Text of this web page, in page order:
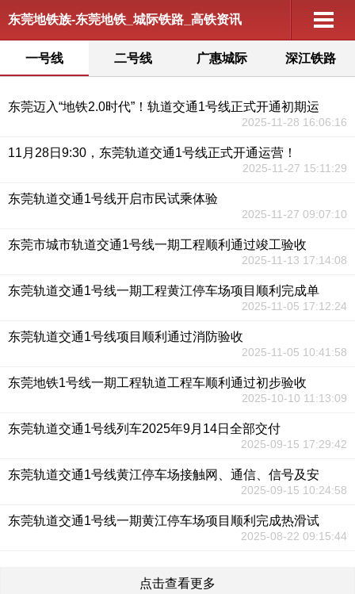
东莞地铁族-东莞地铁_城际铁路_高铁资讯
一号线 二号线 广惠城际 深江铁路
东莞迈入“地铁2.0时代”！轨道交通1号线正式开通初期运
2025-11-28 16:06:16
11月28日9:30，东莞轨道交通1号线正式开通运营！
2025-11-27 15:11:29
东莞轨道交通1号线开启市民试乘体验
2025-11-27 09:07:10
东莞市城市轨道交通1号线一期工程顺利通过竣工验收
2025-11-13 17:14:08
东莞轨道交通1号线一期工程黄江停车场项目顺利完成单
2025-11-05 17:12:24
东莞轨道交通1号线项目顺利通过消防验收
2025-11-05 10:41:58
东莞地铁1号线一期工程轨道工程车顺利通过初步验收
2025-10-10 11:13:09
东莞轨道交通1号线列车2025年9月14日全部交付
2025-09-15 17:29:42
东莞轨道交通1号线黄江停车场接触网、通信、信号及安
2025-09-15 10:24:58
东莞轨道交通1号线一期黄江停车场项目顺利完成热滑试
2025-08-22 09:15:44
点击查看更多